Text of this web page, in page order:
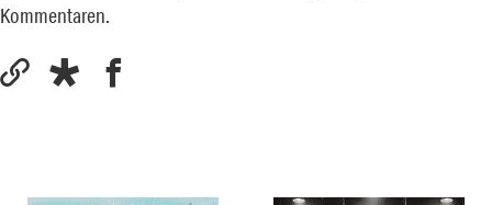
Kommentaren.